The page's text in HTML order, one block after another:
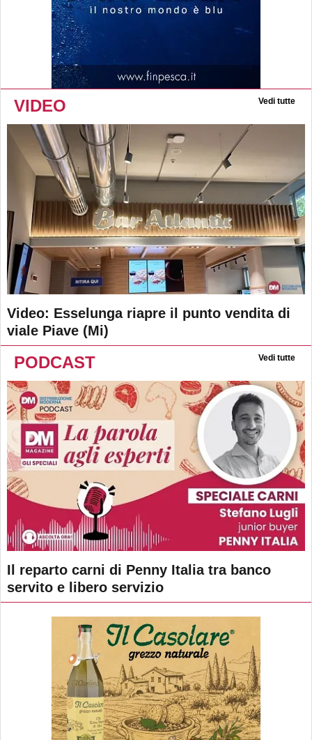
VIDEO Vedi tutte
Video: Esselunga riapre il punto vendita di
viale Piave (Mi)
PODCAST Vedi tutte
Il reparto carni di Penny Italia tra banco
servito e libero servizio